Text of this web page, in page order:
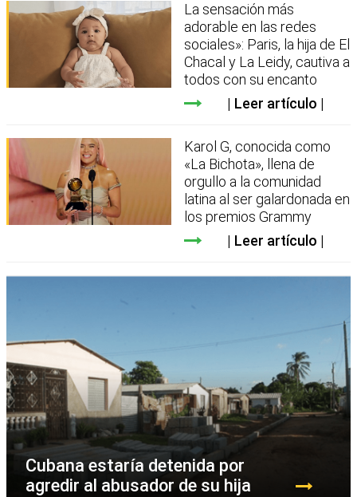
La sensación más
adorable en las redes
sociales»: Paris, la hija de El
Chacal y La Leidy, cautiva a
todos con su encanto
Leer artículo
Karol G, conocida como
«La Bichota», llena de
orgullo a la comunidad
latina al ser galardonada en
los premios Grammy
Leer artículo
Cubana estaría detenida por
agredir al abusador de su hija